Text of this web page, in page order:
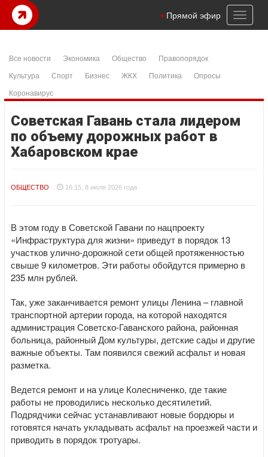
Toggle
Прямой эфир
Все новости Экономика Общество
Правопорядок
Культура
Спорт Бизнес ЖКХ Политика
Опросы
Коронавирус
Советская Гавань стала лидером
по объему дорожных работ в
Хабаровском крае
ОБЩЕСТВО 16:15, 8 июля 2026 года
В этом году в Советской Гавани по нацпроекту
«Инфраструктура для жизни» приведут в порядок 13
участков улично-дорожной сети общей протяженностью
свыше 9 километров. Эти работы обойдутся примерно в
235 млн рублей.
Так, уже заканчивается ремонт улицы Ленина – главной
транспортной артерии города, на которой находятся
администрация Советско-Гаванского района, районная
больница, районный Дом культуры, детские сады и другие
важные объекты. Там появился свежий асфальт и новая
разметка.
Ведется ремонт и на улице Колесниченко, где такие
работы не проводились несколько десятилетий.
Подрядчики сейчас устанавливают новые бордюры и
готовятся начать укладывать асфальт на проезжей части и
приводить в порядок тротуары.